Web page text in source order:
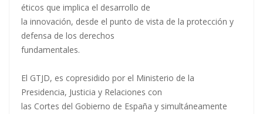
éticos que implica el desarrollo de
la innovación, desde el punto de vista de la protección y
defensa de los derechos
fundamentales.
El GTJD, es copresidido por el Ministerio de la
Presidencia, Justicia y Relaciones con
las Cortes del Gobierno de España y simultáneamente